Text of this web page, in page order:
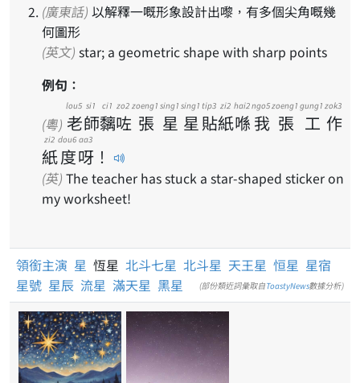
(廣東話)
何圖形
(英文) star; a geometric shape with sharp points
例句：
(粵) 老
lou5
師
si1
黐
ci1
咗
zo2
張
zoeng1
星
sing1
星
sing1
貼
tip3
紙
zi2
喺
hai2
我
ngo5
張
zoeng1
工
gung1
作
zok3
紙
zi2
度
dou6
呀
aa3
！
(英) The teacher has stuck a star-shaped sticker on
my worksheet!
領銜主演 星 恆星 北斗七星 北斗星 天王星 恒星 星宿
星號 星辰 流星 滿天星 黑星 (部份類近詞彙取自ToastyNews數據分析)